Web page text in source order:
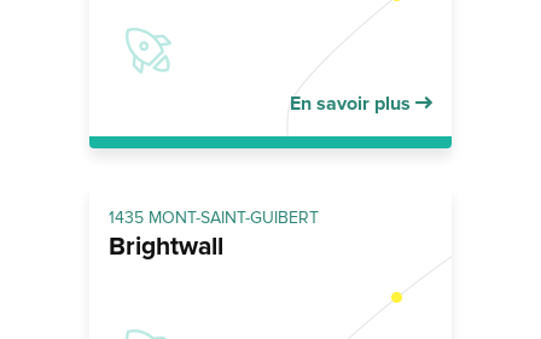
En savoir plus
1435 MONT-SAINT-GUIBERT
Brightwall